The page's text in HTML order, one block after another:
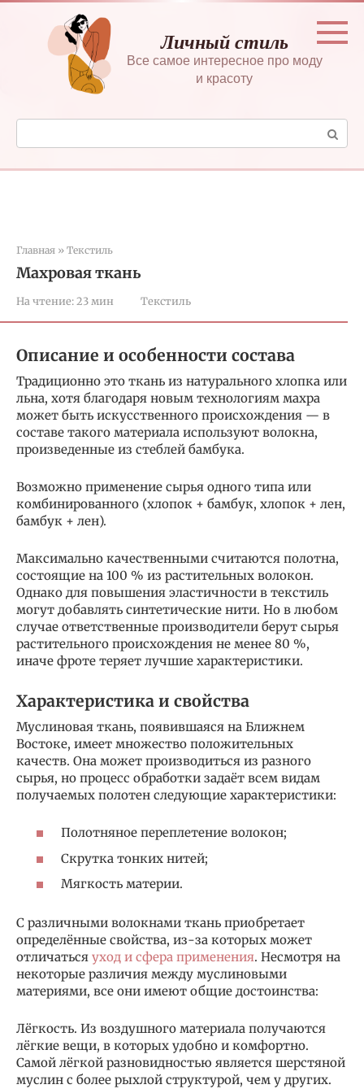
Перейти
контенту
Личный стиль
Все самое интересное про моду
и красоту
Поиск:
Главная » Текстиль
Махровая ткань
На чтение: 23 мин Текстиль
Описание и особенности состава
Традиционно это ткань из натурального хлопка или
льна, хотя благодаря новым технологиям махра
может быть искусственного происхождения — в
составе такого материала используют волокна,
произведенные из стеблей бамбука.
Возможно применение сырья одного типа или
комбинированного (хлопок + бамбук, хлопок + лен,
бамбук + лен).
Максимально качественными считаются полотна,
состоящие на 100 % из растительных волокон.
Однако для повышения эластичности в текстиль
могут добавлять синтетические нити. Но в любом
случае ответственные производители берут сырья
растительного происхождения не менее 80 %,
иначе фроте теряет лучшие характеристики.
Характеристика и свойства
Муслиновая ткань, появившаяся на Ближнем
Востоке, имеет множество положительных
качеств. Она может производиться из разного
сырья, но процесс обработки задаёт всем видам
получаемых полотен следующие характеристики:
Полотняное переплетение волокон;
Скрутка тонких нитей;
Мягкость материи.
С различными волокнами ткань приобретает
определённые свойства, из-за которых может
отличаться уход и сфера применения. Несмотря на
некоторые различия между муслиновыми
материями, все они имеют общие достоинства:
Лёгкость. Из воздушного материала получаются
лёгкие вещи, в которых удобно и комфортно.
Самой лёгкой разновидностью является шерстяной
муслин с более рыхлой структурой, чем у других.